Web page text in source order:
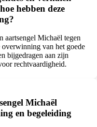
hebben deze
aartsengel Michaël tegen
van het goede
bijgedragen aan zijn
rechtvaardigheid.
Michaël
en begeleiding